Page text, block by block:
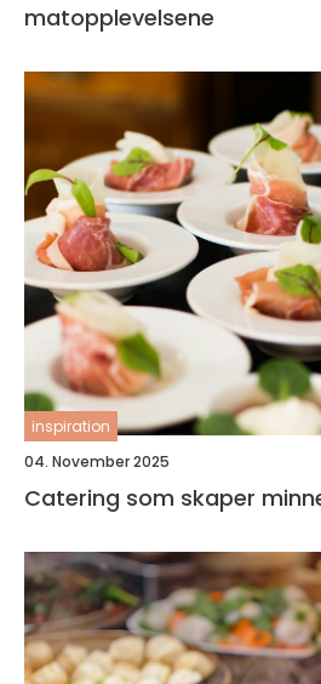
matopplevelsene
inspiration
04. November 2025
Catering som skaper